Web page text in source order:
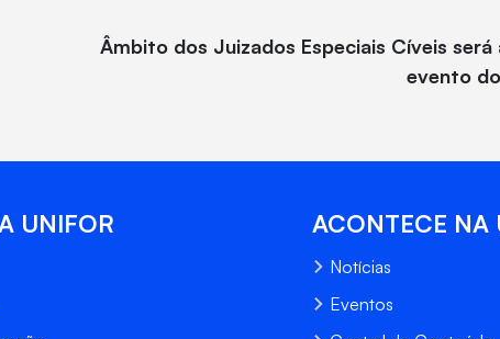
Âmbito dos Juizados Especiais Cíveis será
evento
UNIFOR ACONTECE NA
Notícias
Eventos